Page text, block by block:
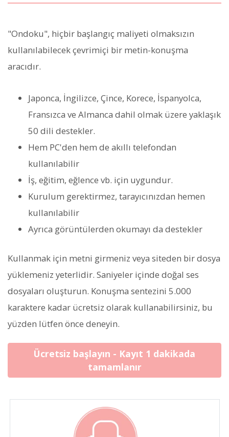
"Ondoku", hiçbir başlangıç maliyeti olmaksızın
kullanılabilecek çevrimiçi bir metin-konuşma
aracıdır.
Japonca, İngilizce, Çince, Korece, İspanyolca,
Fransızca ve Almanca dahil olmak üzere yaklaşık
50 dili destekler.
Hem PC'den hem de akıllı telefondan
kullanılabilir
İş, eğitim, eğlence vb. için uygundur.
Kurulum gerektirmez, tarayıcınızdan hemen
kullanılabilir
Ayrıca görüntülerden okumayı da destekler
Kullanmak için metni girmeniz veya siteden bir dosya
yüklemeniz yeterlidir. Saniyeler içinde doğal ses
dosyaları oluşturun. Konuşma sentezini 5.000
karaktere kadar ücretsiz olarak kullanabilirsiniz, bu
yüzden lütfen önce deneyin.
Ücretsiz başlayın - Kayıt 1 dakikada
tamamlanır